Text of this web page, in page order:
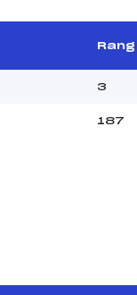
Rang
3
187